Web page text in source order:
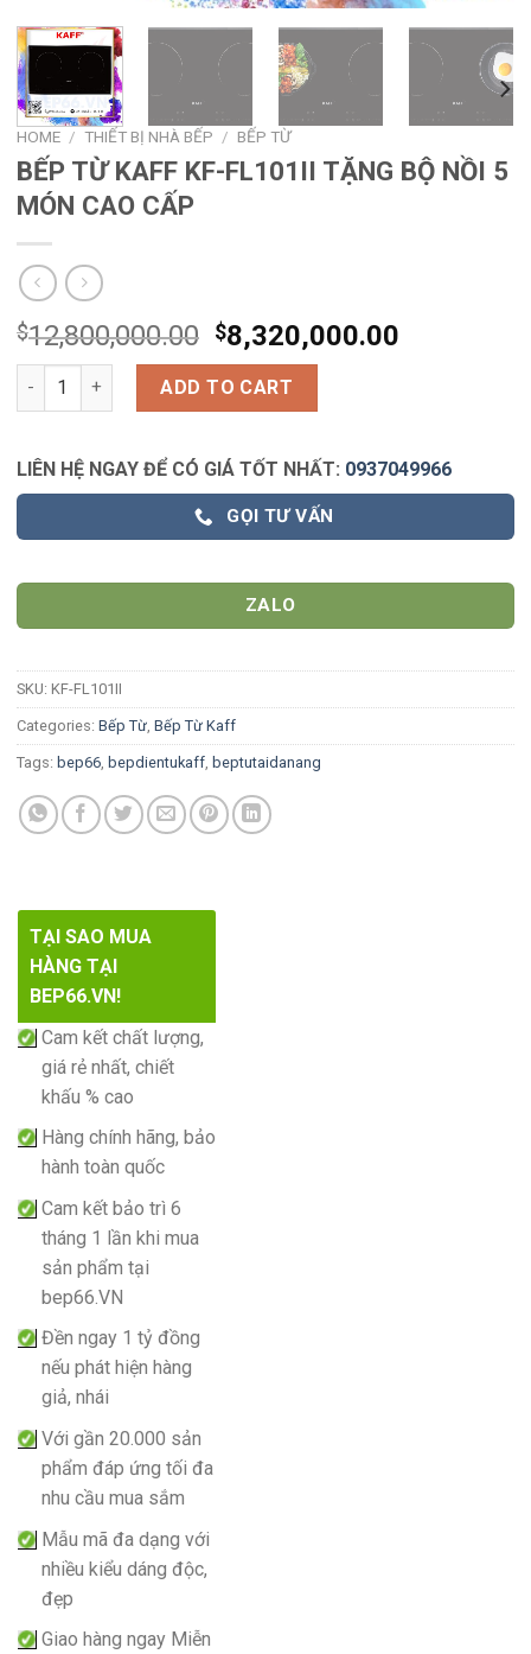
HOME / THIẾT BỊ NHÀ BẾP / BẾP TỪ
BẾP TỪ KAFF KF-FL101II TẶNG BỘ NỒI 5
MÓN CAO CẤP
$12,800,000.00 $8,320,000.00
BẾP TỪ KAFF KF-FL101II TẶNG BỘ NỒI 5 MÓN CAO CẤP
ADD TO CART
LIÊN HỆ NGAY ĐỂ CÓ GIÁ TỐT NHẤT: 0937049966
GỌI TƯ VẤN
ZALO
SKU: KF-FL101II
Categories: Bếp Từ Bếp Từ Kaff
Tags: bep66 bepdientukaff beptutaidanang
TẠI SAO MUA
HÀNG TẠI
BEP66.VN!
Cam kết chất lượng,
giá rẻ nhất, chiết
khấu % cao
Hàng chính hãng, bảo
hành toàn quốc
Cam kết bảo trì 6
tháng 1 lần khi mua
sản phẩm tại
bep66.VN
Đền ngay 1 tỷ đồng
nếu phát hiện hàng
giả, nhái
Với gần 20.000 sản
phẩm đáp ứng tối đa
nhu cầu mua sắm
Mẫu mã đa dạng với
nhiều kiểu dáng độc,
đẹp
Giao hàng ngay Miễn